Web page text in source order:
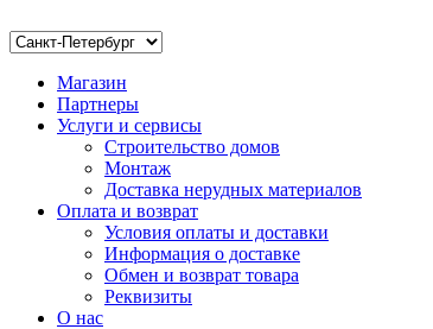
Магазин
Партнеры
Услуги и сервисы
Строительство домов
Монтаж
Доставка нерудных материалов
Оплата и возврат
Условия оплаты и доставки
Информация о доставке
Обмен и возврат товара
Реквизиты
О нас